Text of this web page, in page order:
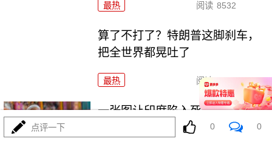
最热 阅读 8532
算了不打了？特朗普这脚刹车，
把全世界都晃吐了
最热 阅读 15768
一张图让印度陷入死寂，五枚金
牌背后的终极真相
点评一下 0 0